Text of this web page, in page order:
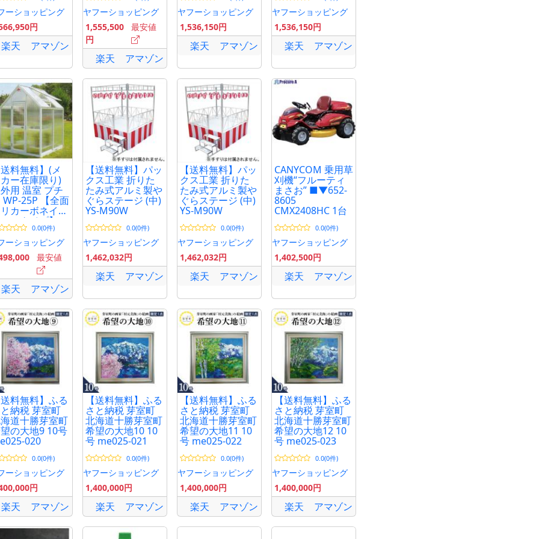
2 Serralunga
Tree 2
ーショッピング
円
楽天 アマゾン
コーポレイション
ヤフーショッピング
1,555,500
円
最安値
楽天 アマゾン
Missed Tree 2 高
級 大型 フラワー
ポット
ヤフーショッピング
1,536,150円
楽天 アマゾン
Designers
Missed Tree 2
ヤフーショッピング
1,536,150円
楽天 アマゾン
料無料】(メ
ー在庫限り)
用 温室 プチ
WP-25P 【全面
カーボネイト
ータイプ】
坪 組立式 ピカ
0.0(0件)
ーショッピング
最安値
楽天 アマゾン
【送料無料】パッ
クス工業 折りた
たみ式アルミ製や
ぐらステージ (中)
YS-M90W
0.0(0件)
ヤフーショッピング
1,462,032円
楽天 アマゾン
【送料無料】パッ
クス工業 折りた
たみ式アルミ製や
ぐらステージ (中)
YS-M90W
0.0(0件)
ヤフーショッピング
1,462,032円
楽天 アマゾン
CANYCOM 乗用草
刈機“フルーティ
まさお” ■▼652-
8605
CMX2408HC 1台
0.0(0件)
ヤフーショッピング
1,402,500円
楽天 アマゾン
料無料】ふる
納税 芽室町
道十勝芽室町
の大地9 10号
020
0.0(0件)
ーショッピング
円
楽天 アマゾン
【送料無料】ふる
さと納税 芽室町
北海道十勝芽室町
希望の大地10 10
号 me025-021
0.0(0件)
ヤフーショッピング
1,400,000円
楽天 アマゾン
【送料無料】ふる
さと納税 芽室町
北海道十勝芽室町
希望の大地11 10
号 me025-022
0.0(0件)
ヤフーショッピング
1,400,000円
楽天 アマゾン
【送料無料】ふる
さと納税 芽室町
北海道十勝芽室町
希望の大地12 10
号 me025-023
0.0(0件)
ヤフーショッピング
1,400,000円
楽天 アマゾン